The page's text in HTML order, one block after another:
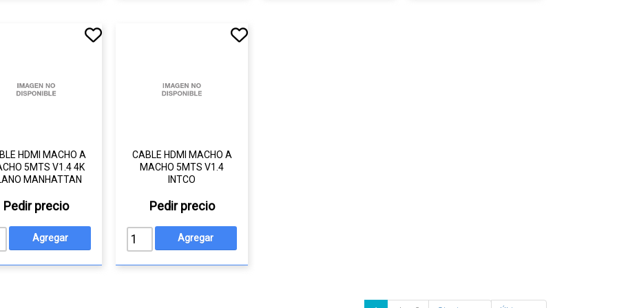
HDMI MACHO A
5MTS V1.4 4K
MANHATTAN
Pedir precio
CABLE HDMI MACHO A
MACHO 5MTS V1.4
INTCO
Pedir precio